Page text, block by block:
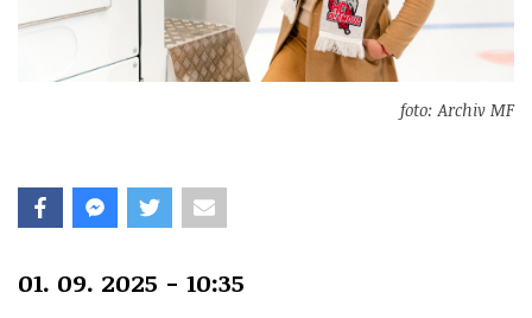
foto: Archiv MF
01. 09. 2025 - 10:35